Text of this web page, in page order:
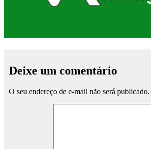
Deixe um comentário
O seu endereço de e-mail não será publicado.